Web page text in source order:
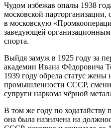
Чудом избежав опалы 1938
московской парторганизации,
в московскую
заведующей организационным
спорта.
Выйдя замуж в 1925 году за
академии Ивана Фёдоровича
1939 году обрела статус жены
промышленности СССР,
супруги наркома чёрной
В том же году по ходатайству
она была назначена на